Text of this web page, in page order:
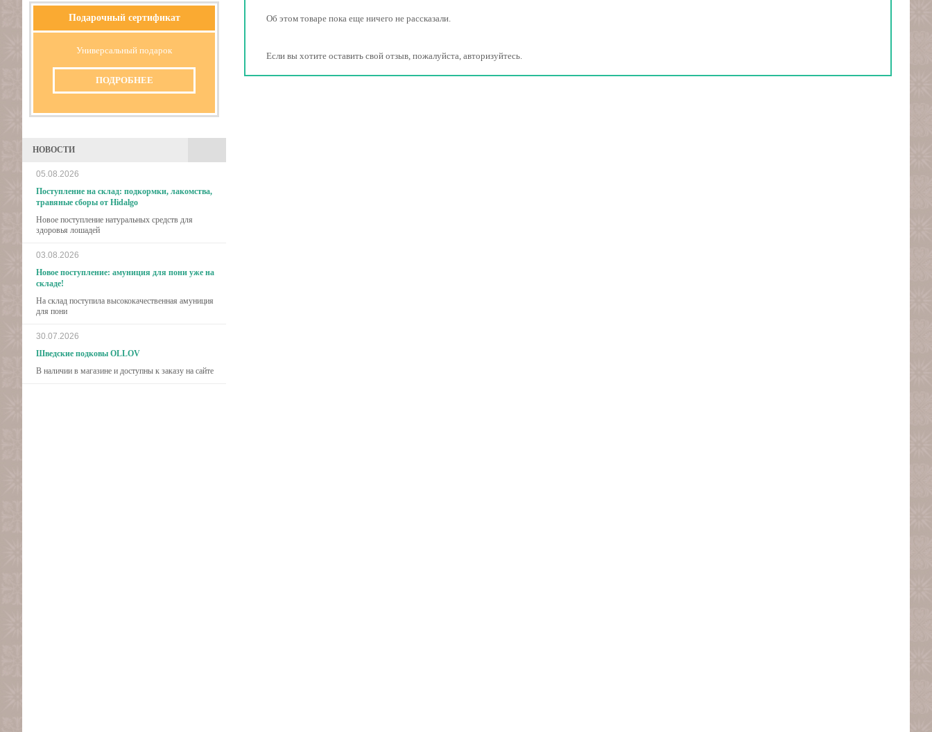
Подарочный сертификат
Универсальный подарок
ПОДРОБНЕЕ
НОВОСТИ
05.08.2026
Поступление на склад: подкормки, лакомства,
травяные сборы от Hidalgo
Новое поступление натуральных средств для
здоровья лошадей
03.08.2026
Новое поступление: амуниция для пони уже на
складе!
На склад поступила высококачественная амуниция
для пони
30.07.2026
Шведские подковы OLLOV
В наличии в магазине и доступны к заказу на сайте
Об этом товаре пока еще ничего не рассказали.
Если вы хотите оставить свой отзыв, пожалуйста, авторизуйтесь.